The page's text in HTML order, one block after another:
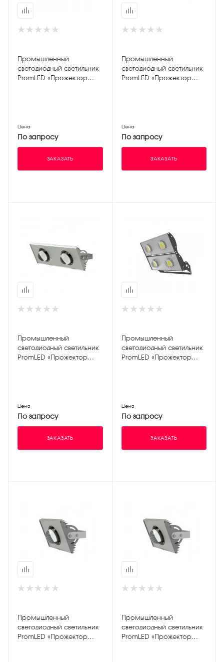
Промышленный
светодиодный светильник
PromLED «Прожектор
Цена
По запросу
ЗАКАЗАТЬ
Промышленный
светодиодный светильник
PromLED «Прожектор
Цена
По запросу
ЗАКАЗАТЬ
Промышленный
светодиодный светильник
PromLED «Прожектор
Цена
По запросу
ЗАКАЗАТЬ
Промышленный
светодиодный светильник
PromLED «Прожектор
Цена
По запросу
ЗАКАЗАТЬ
Промышленный
светодиодный светильник
PromLED «Прожектор
Промышленный
светодиодный светильник
PromLED «Прожектор